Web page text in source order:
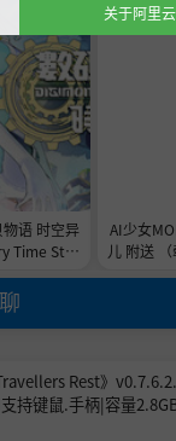
物语 时空异
Time Stra
AI少女
儿 附送
Rest》
持键鼠.手柄|容量
关于阿里